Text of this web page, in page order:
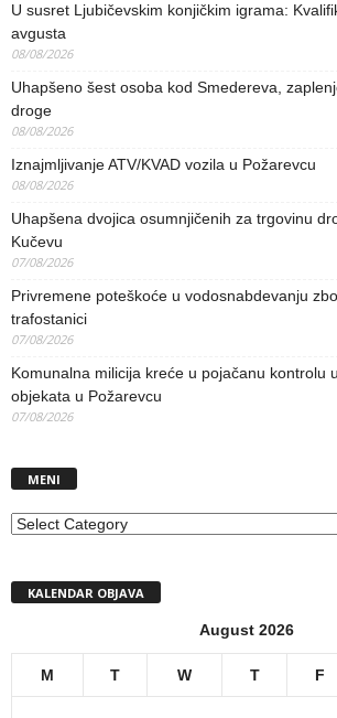
U susret Ljubičevskim konjičkim igrama:
avgusta
08/08/2026
Uhapšeno šest osoba kod Smedereva,
droge
08/08/2026
Iznajmljivanje ATV/KVAD vozila u Požarevcu
08/08/2026
Uhapšena dvojica osumnjičenih za trgovinu
Kučevu
07/08/2026
Privremene poteškoće u vodosnabdevanju
trafostanici
07/08/2026
Komunalna milicija kreće u pojačanu kontrolu
objekata u Požarevcu
07/08/2026
MENI
MENI
KALENDAR OBJAVA
August 2026
M T W T F